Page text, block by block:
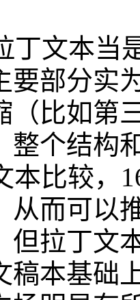
文本当
要部分实
（比如第
整个结构
本比较，
从而可以
但拉丁文
稿本基础